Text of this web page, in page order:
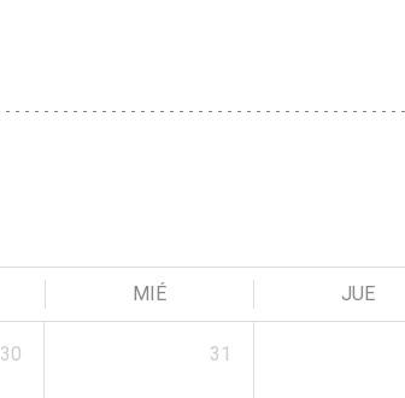
MIÉ JUE
30 31